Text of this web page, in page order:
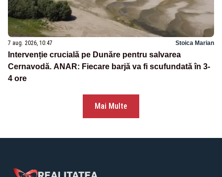
7 aug. 2026, 10:47 Stoica Marian
Intervenție crucială pe Dunăre pentru salvarea
Cernavodă. ANAR: Fiecare barjă va fi scufundată în 3-
4 ore
Mai Multe